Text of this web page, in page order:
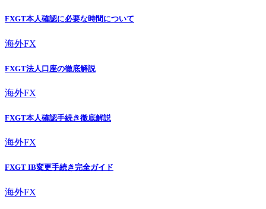
FXGT本人確認に必要な時間について
海外FX
FXGT法人口座の徹底解説
海外FX
FXGT本人確認手続き徹底解説
海外FX
FXGT IB変更手続き完全ガイド
海外FX